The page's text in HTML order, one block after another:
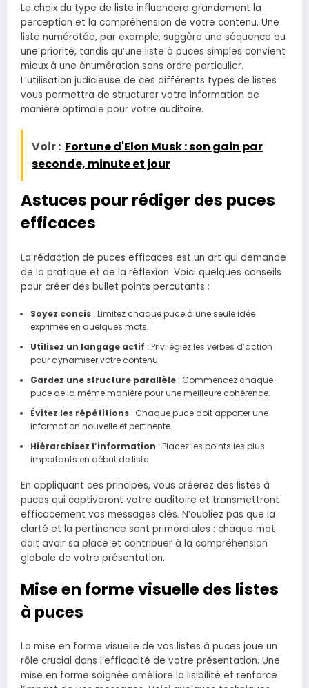
Le choix du type de liste influencera grandement la
perception et la compréhension de votre contenu. Une
liste numérotée, par exemple, suggère une séquence ou
une priorité, tandis qu’une liste à puces simples convient
mieux à une énumération sans ordre particulier.
L’utilisation judicieuse de ces différents types de listes
vous permettra de structurer votre information de
manière optimale pour votre auditoire.
Voir : Fortune d'Elon Musk : son gain par
seconde, minute et jour
Astuces pour rédiger des puces
efficaces
La rédaction de puces efficaces est un art qui demande
de la pratique et de la réflexion. Voici quelques conseils
pour créer des bullet points percutants :
Soyez concis: Limitez chaque puce à une seule idée
exprimée en quelques mots.
Utilisez un langage actif : Privilégiez les verbes d’action
pour dynamiser votre contenu.
Gardez une structure parallèle: Commencez chaque
puce de la même manière pour une meilleure cohérence.
Évitez les répétitions: Chaque puce doit apporter une
information nouvelle et pertinente.
Hiérarchisez l’information : Placez les points les plus
importants en début de liste.
En appliquant ces principes, vous créerez des listes à
puces qui captiveront votre auditoire et transmettront
efficacement vos messages clés. N’oubliez pas que la
clarté et la pertinence sont primordiales : chaque mot
doit avoir sa place et contribuer à la compréhension
globale de votre présentation.
Mise en forme visuelle des listes
à puces
La mise en forme visuelle de vos listes à puces joue un
rôle crucial dans l’efficacité de votre présentation. Une
mise en forme soignée améliore la lisibilité et renforce